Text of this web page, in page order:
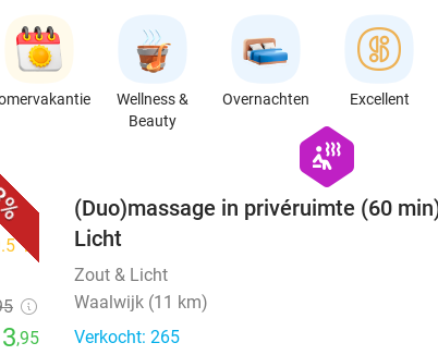
Wellness &
Beauty
Overnachten Excellent
star
,95
hexagon
wellness
(Duo)massage in privéruimte (60
Licht
Zout & Licht
Waalwijk (11 km)
Verkocht: 265